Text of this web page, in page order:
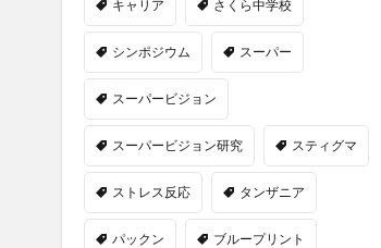
キャリア さくら中学校
シンポジウム スーパー
スーパービジョン
スーパービジョン研究 スティグマ
ストレス反応 タンザニア
パックン ブループリント